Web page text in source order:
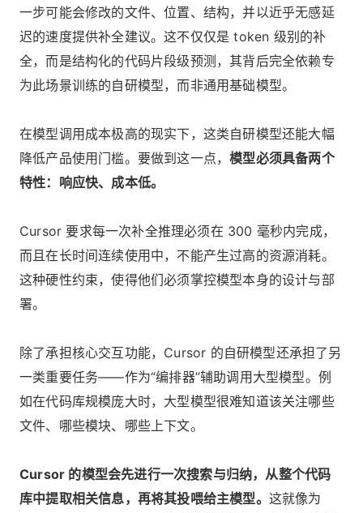
一步可能会修改的文件、位置、结构，并以近乎无感延
迟的速度提供补全建议。这不仅仅是 token 级别的补
全，而是结构化的代码片段级预测，其背后完全依赖专
为此场景训练的自研模型，而非通用基础模型。
在模型调用成本极高的现实下，这类自研模型还能大幅
降低产品使用门槛。要做到这一点，模型必须具备两个
特性：响应快、成本低。
Cursor 要求每一次补全推理必须在 300 毫秒内完成，
而且在长时间连续使用中，不能产生过高的资源消耗。
这种硬性约束，使得他们必须掌控模型本身的设计与部
署。
除了承担核心交互功能，Cursor 的自研模型还承担了另
一类重要任务——作为“编排器”辅助调用大型模型。例
如在代码库规模庞大时，大型模型很难知道该关注哪些
文件、哪些模块、哪些上下文。
Cursor 的模型会先进行一次搜索与归纳，从整个代码
库中提取相关信息，再将其投喂给主模型。 这就像为